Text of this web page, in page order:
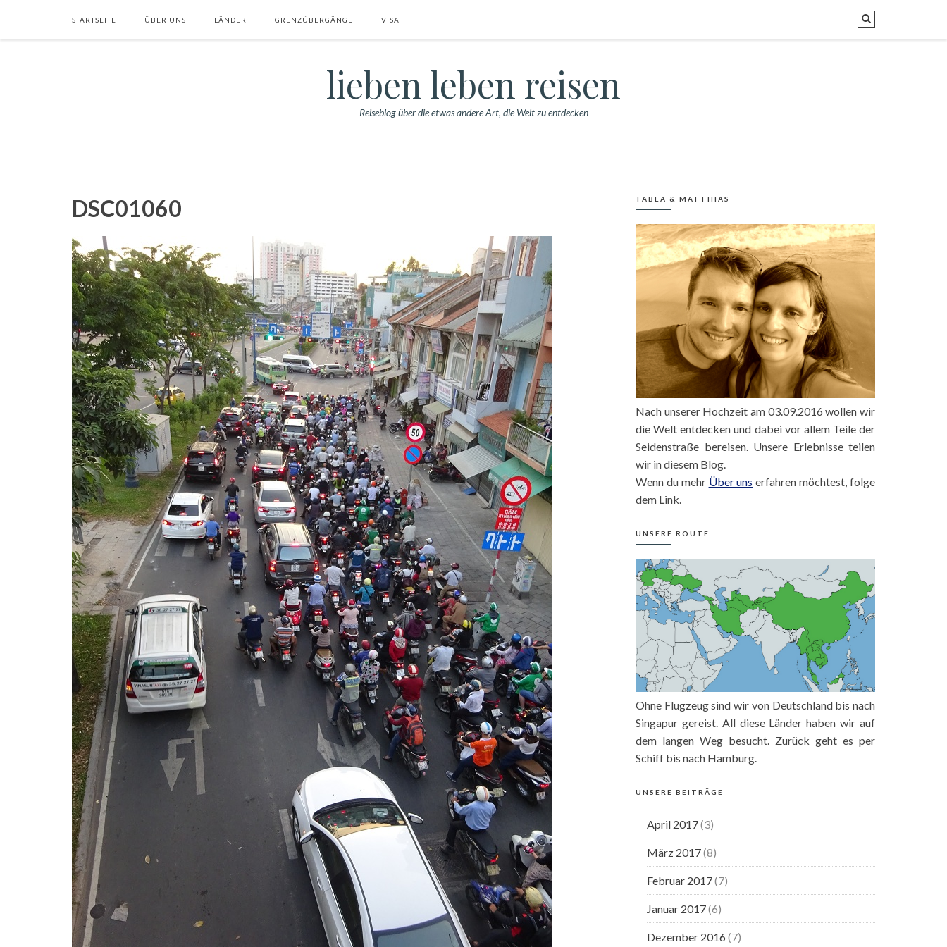
STARTSEITE ÜBER UNS LÄNDER GRENZÜBERGÄNGE VISA
lieben leben reisen
Reiseblog über die etwas andere Art, die Welt zu entdecken
DSC01060 TABEA & MATTHIAS
Nach unserer Hochzeit am 03.09.2016 wollen wir
die Welt entdecken und dabei vor allem Teile der
Seidenstraße bereisen. Unsere Erlebnisse teilen
wir in diesem Blog.
Wenn du mehr Über uns erfahren möchtest, folge
dem Link.
UNSERE ROUTE
Ohne Flugzeug sind wir von Deutschland bis nach
Singapur gereist. All diese Länder haben wir auf
dem langen Weg besucht. Zurück geht es per
Schiff bis nach Hamburg.
UNSERE BEITRÄGE
April 2017(3)
März 2017(8)
Februar 2017(7)
Januar 2017(6)
Dezember 2016 (7)